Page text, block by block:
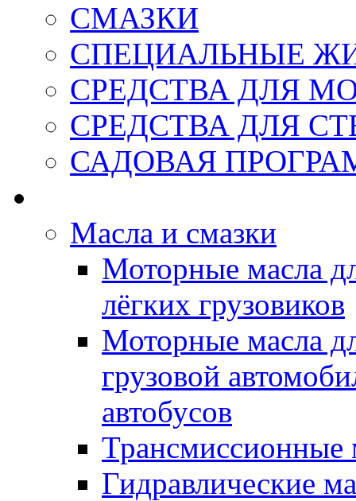
СМАЗКИ
СПЕЦИАЛЬНЫЕ
СРЕДСТВА ДЛЯ
СРЕДСТВА ДЛЯ
САДОВАЯ
Масла и смазки
Моторные масла
лёгких грузовиков
Моторные масла
грузовой
автобусов
Трансмиссионные
Гидравлические